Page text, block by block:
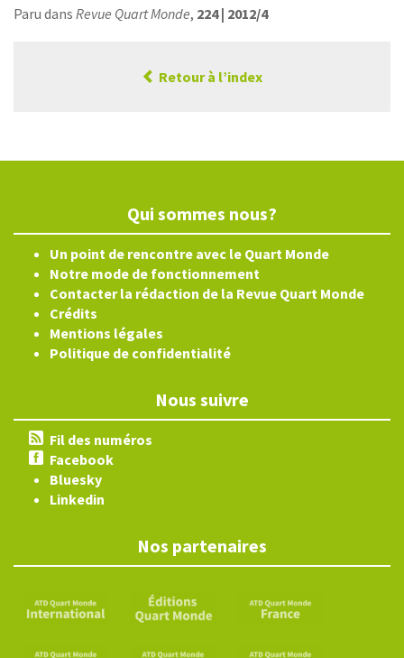
Paru dans Revue Quart Monde, 224 | 2012/4
Retour à l’index
Qui sommes nous?
Un point de rencontre avec le Quart Monde
Notre mode de fonctionnement
Contacter la rédaction de la Revue Quart Monde
Crédits
Mentions légales
Politique de confidentialité
Nous suivre
Fil des numéros
Facebook
Bluesky
Linkedin
Nos partenaires